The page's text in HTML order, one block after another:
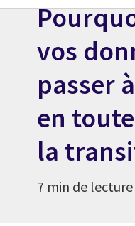
vos
passer
en
la
7 min de lecture